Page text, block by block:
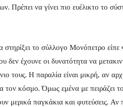
Πρέπει να γίνει πιο ευέλικτο το
το σύλλογο Μονόπετρο
δεν έχουνε οι δυνατότητα να
τους. Η παραλία είναι μικρή, αν
τον κόσμο. Όμως εμένα με πειράζει
μερικά παγκάκια και φυτεύσεις. Αν